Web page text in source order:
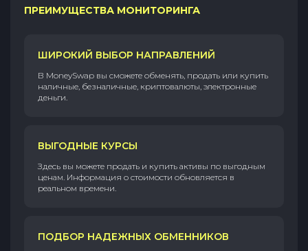
ПРЕИМУЩЕСТВА МОНИТОРИНГА
ШИРОКИЙ ВЫБОР НАПРАВЛЕНИЙ
В MoneySwap вы сможете обменять, продать или купить
наличные, безналичные, криптовалюты, электронные
деньги.
ВЫГОДНЫЕ КУРСЫ
Здесь вы можете продать и купить активы по выгодным
ценам. Информация о стоимости обновляется в
реальном времени.
ПОДБОР НАДЕЖНЫХ ОБМЕННИКОВ